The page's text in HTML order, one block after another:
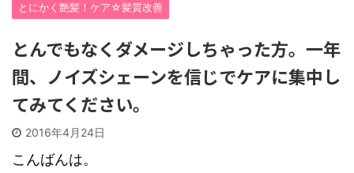
とにかく艶髪！ケア☆髪質改善
とんでもなくダメージしちゃった方。一年
間、ノイズシェーンを信じでケアに集中し
てみてください。
2016年4月24日
こんばんは。